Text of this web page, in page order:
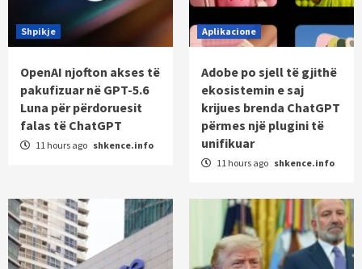
Shpikje
OpenAI njofton akses të
pakufizuar në GPT-5.6
Luna për përdoruesit
falas të ChatGPT
11 hours ago shkence.info
Aplikacione
Adobe po sjell të gjithë
ekosistemin e saj
krijues brenda ChatGPT
përmes një plugini të
unifikuar
11 hours ago shkence.info